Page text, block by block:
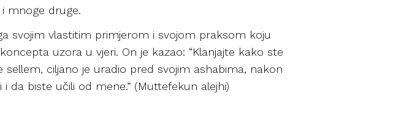
mnoge druge.
svojim vlastitim primjerom i svojom praksom koju
uzora u vjeri. On je kazao: “Klanjajte kako ste
sellem, ciljano je uradio pred svojim ashabima, nakon
da biste učili od mene.” (Muttefekun alejhi)